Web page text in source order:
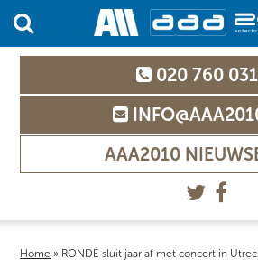
020 760
AAA2010
Home » RONDÉ sluit jaar af met concert in